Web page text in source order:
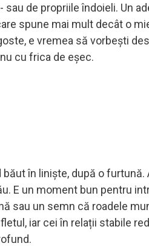
de propriile îndoieli. Un
spune mai mult decât o
e vremea să vorbești
cu frica de eșec.
în liniște, după o
E un moment bun pentru
sau un semn că roadele
iar cei în relații stabile